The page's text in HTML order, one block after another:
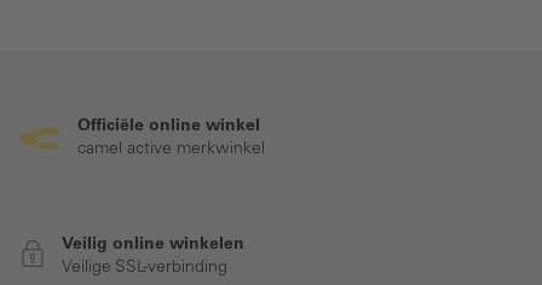
Officiële online winkel
camel active merkwinkel
Veilig online winkelen
Veilige SSL-verbinding